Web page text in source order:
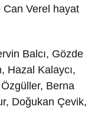
Can Verel hayat
Balcı, Gözde
Hazal Kalaycı,
Berna
Doğukan Çevik,